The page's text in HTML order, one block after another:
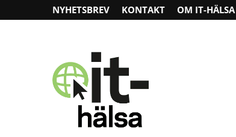
NYHETSBREV KONTAKT OM IT-HÄLSA